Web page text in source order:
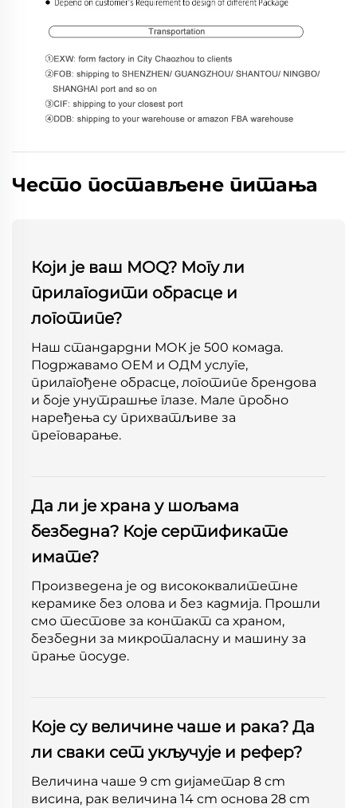
Често постављене питања
Који је ваш MOQ? Могу ли
прилагодити обрасце и
логотипе?
Наш стандардни МОК је 500 комада.
Подржавамо ОЕМ и ОДМ услуге,
прилагођене обрасце, логотипе брендова
и боје унутрашње глазе. Мале пробно
наређења су прихватљиве за
преговарање.
Да ли је храна у шољама
безбедна? Које сертификате
имате?
Произведена је од висококвалитетне
керамике без олова и без кадмија. Прошли
смо тестове за контакт са храном,
безбедни за микроталасну и машину за
прање посуде.
Које су величине чаше и рака? Да
ли сваки сет укључује и рефер?
Величина чаше 9 cm дијаметар 8 cm
висина, рак величина 14 cm основа 28 cm